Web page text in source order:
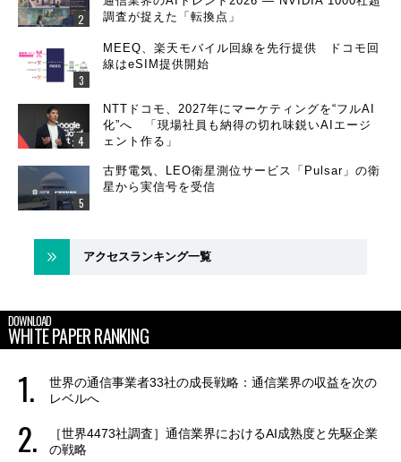
調査が捉えた「転換点」
MEEQ、楽天モバイル回線を先行提供 ドコモ回
線はeSIM提供開始
NTTドコモ、2027年にマーケティングを“フルAI
化”へ 「現場社員も納得の切れ味鋭いAIエージ
ェント作る」
古野電気、LEO衛星測位サービス「Pulsar」の衛
星から実信号を受信
アクセスランキング一覧
DOWNLOAD
WHITE PAPER RANKING
世界の通信事業者33社の成長戦略：通信業界の収益を次の
レベルへ
［世界4473社調査］通信業界におけるAI成熟度と先駆企業
の戦略